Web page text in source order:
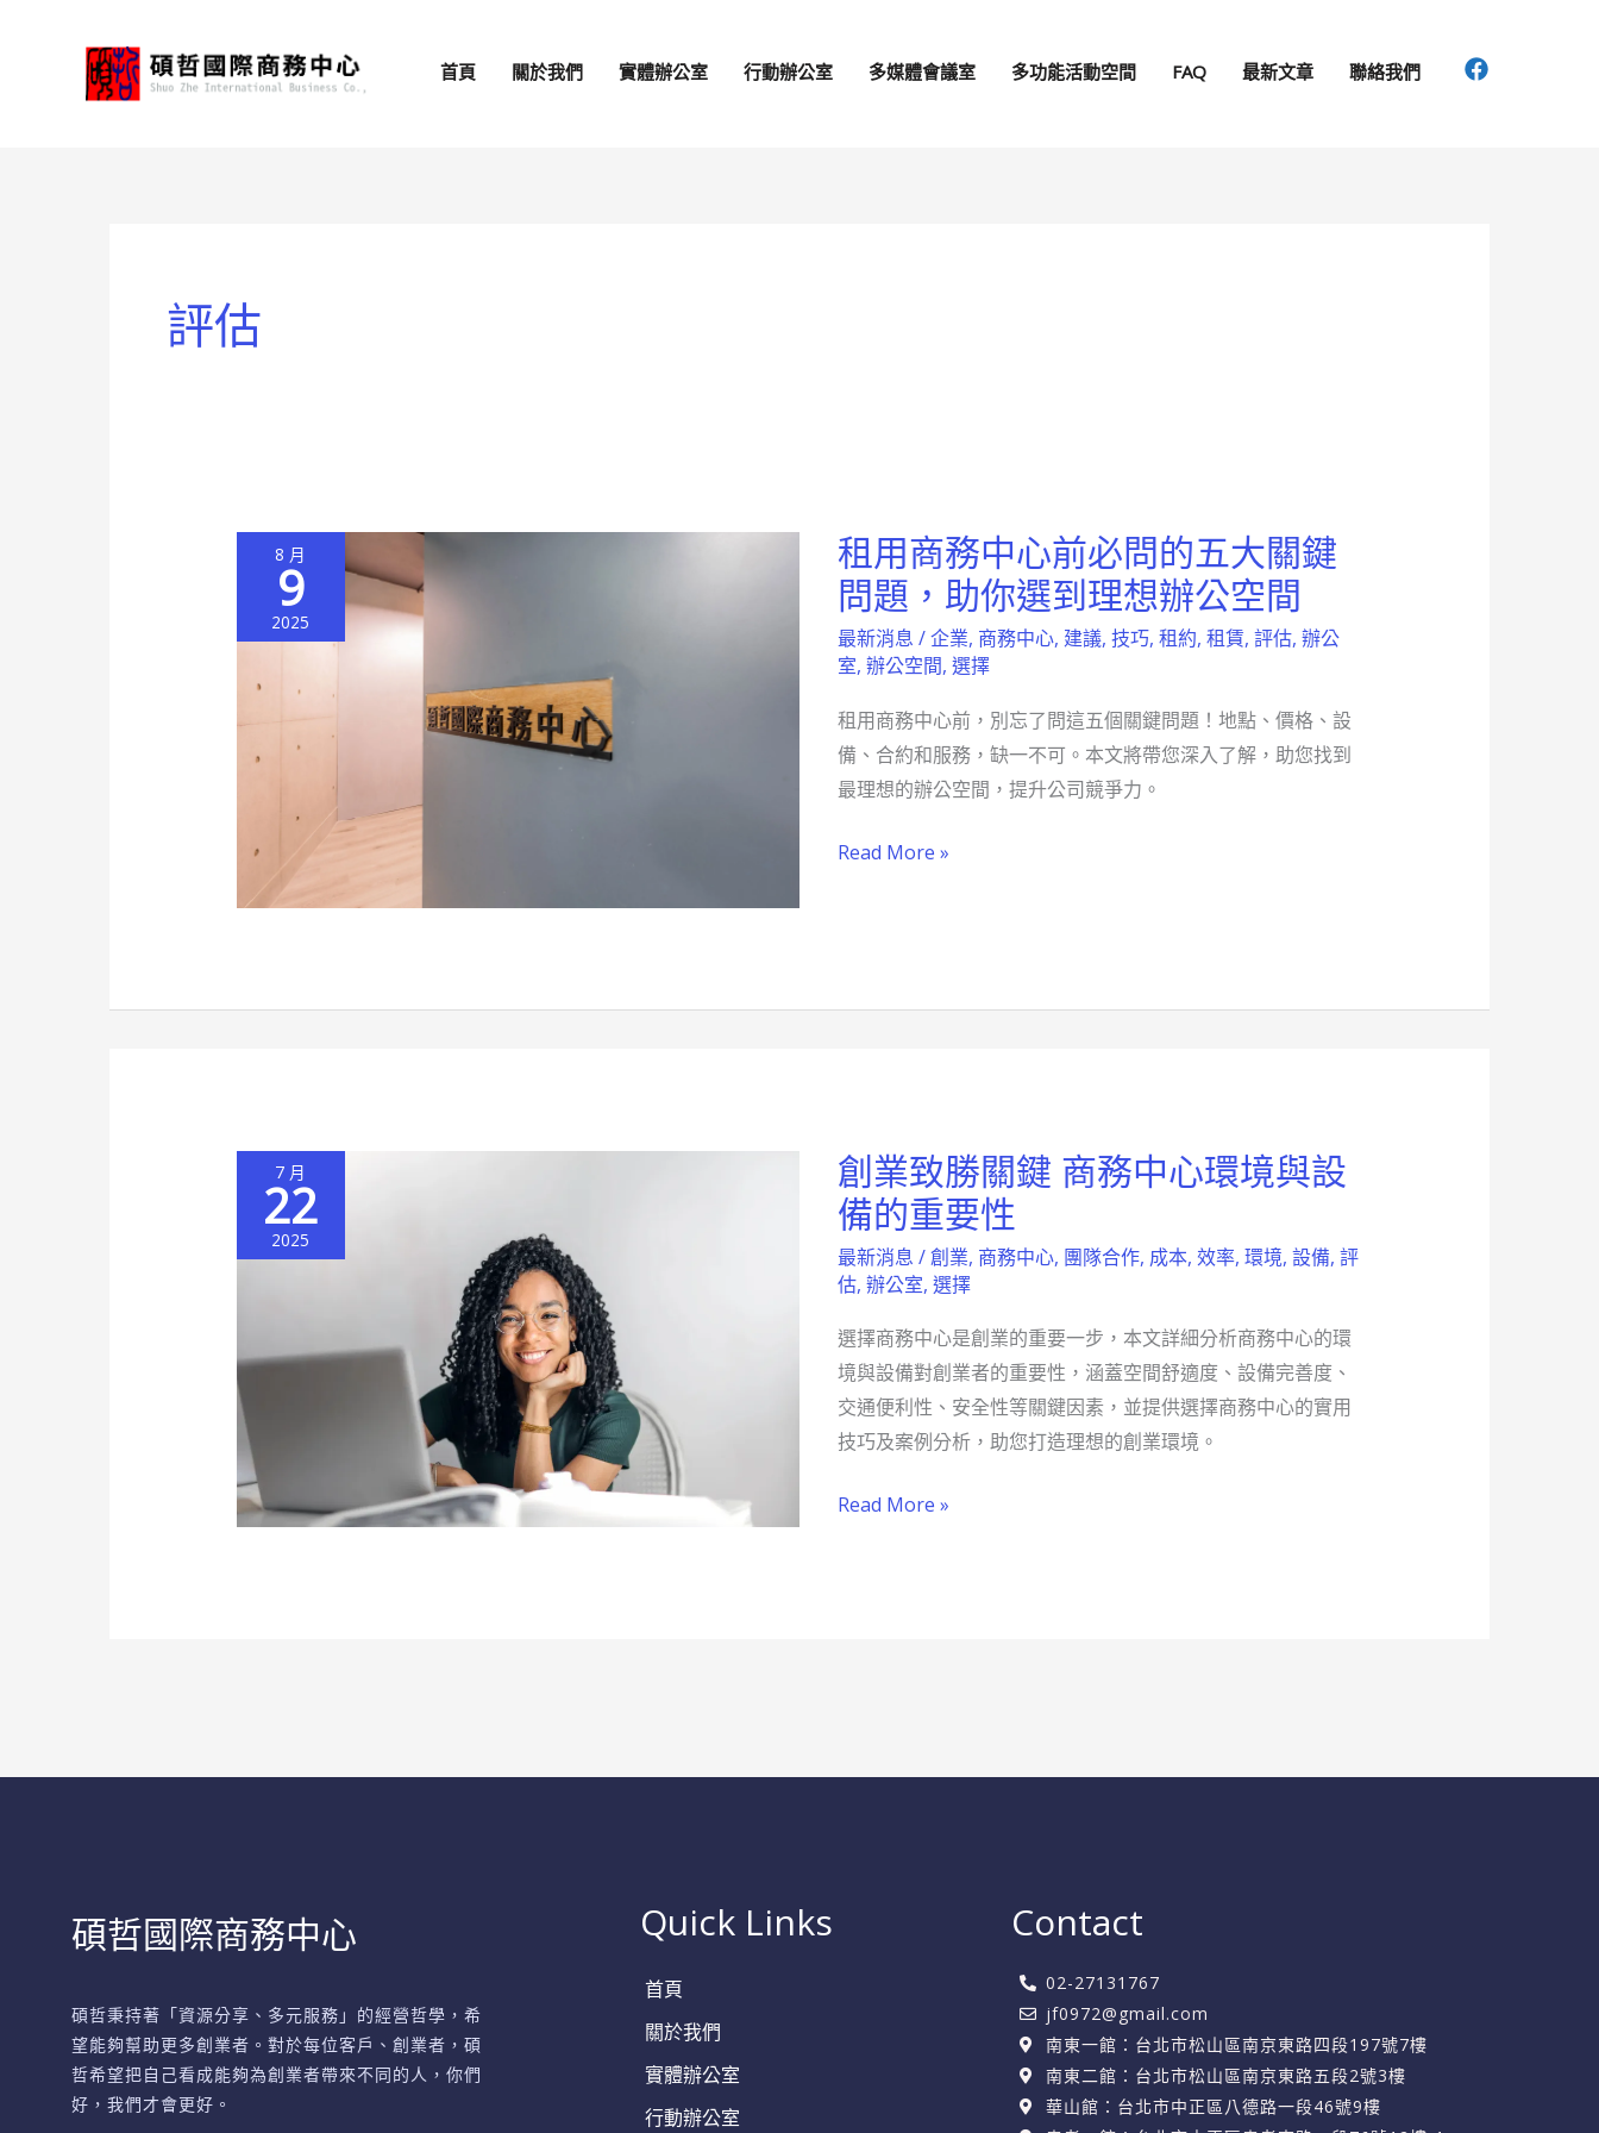
首頁 關於我們 實體辦公室 行動辦公室 多媒體會議室 多功能活動空間 FAQ 最新文章 聯絡我們
評估
8 月
9
2025
租用商務中心前必問的五大關鍵
問題，助你選到理想辦公空間
最新消息 /企業, 商務中心, 建議, 技巧, 租約, 租賃, 評估, 辦公
室, 辦公空間, 選擇
租用商務中心前，別忘了問這五個關鍵問題！地點、價格、設
備、合約和服務，缺一不可。本文將帶您深入了解，助您找到
最理想的辦公空間，提升公司競爭力。
租
用
商
務
心
前
必
的
選
到
理
想
公
空
間
Read More »
7 月
22
2025
創業致勝關鍵 商務中心環境與設
備的重要性
最新消息 /創業, 商務中心, 團隊合作, 成本, 效率, 環境, 設備, 評
估, 辦公室, 選擇
選擇商務中心是創業的重要一步，本文詳細分析商務中心的環
境與設備對創業者的重要性，涵蓋空間舒適度、設備完善度、
交通便利性、安全性等關鍵因素，並提供選擇商務中心的實用
技巧及案例分析，助您打造理想的創業環境。
創
業
致
勝
鍵
商
務
中
環
Read More »
碩哲國際商務中心
碩哲秉持著「資源分享、多元服務」的經營哲學，希
望能夠幫助更多創業者。對於每位客戶、創業者，碩
哲希望把自己看成能夠為創業者帶來不同的人，你們
好，我們才會更好。
Quick Links
首頁
關於我們
實體辦公室
行動辦公室
Contact
02-27131767
jf0972@gmail.com
南東一館：台北市松山區南京東路四段197號7樓
南東二館：台北市松山區南京東路五段2號3樓
華山館：台北市中正區八德路一段46號9樓